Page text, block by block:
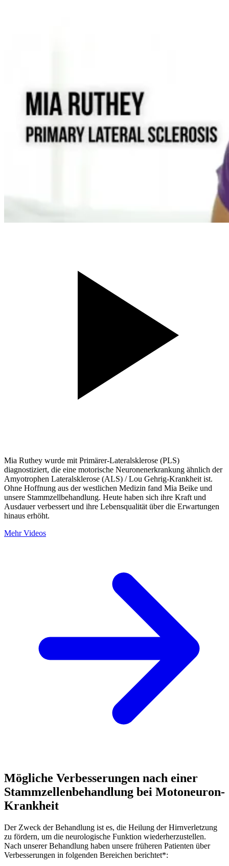
Mia Ruthey wurde mit Primärer-Lateralsklerose (PLS)
diagnostiziert, die eine motorische Neuronenerkrankung ähnlich der
Amyotrophen Lateralsklerose (ALS) / Lou Gehrig-Krankheit ist.
Ohne Hoffnung aus der westlichen Medizin fand Mia Beike und
unsere Stammzellbehandlung. Heute haben sich ihre Kraft und
Ausdauer verbessert und ihre Lebensqualität über die Erwartungen
hinaus erhöht.
Mehr Videos
Mögliche Verbesserungen nach einer
Stammzellenbehandlung bei Motoneuron-
Krankheit
Der Zweck der Behandlung ist es, die Heilung der Hirnverletzung
zu fördern, um die neurologische Funktion wiederherzustellen.
Nach unserer Behandlung haben unsere früheren Patienten über
Verbesserungen in folgenden Bereichen berichtet*: